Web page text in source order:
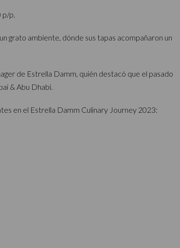
p/p.
grato ambiente, dónde sus tapas acompañaron un
de Estrella Damm, quién destacó que el pasado
& Abu Dhabi.
en el Estrella Damm Culinary Journey 2023: